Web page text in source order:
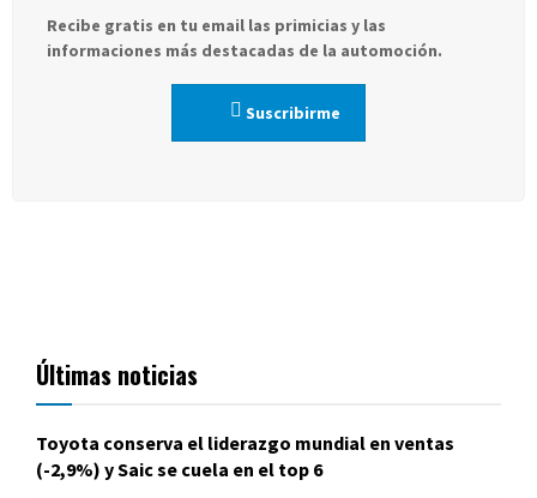
Recibe gratis en tu email las primicias y las
informaciones más destacadas de la automoción.
Suscribirme
Últimas noticias
Toyota conserva el liderazgo mundial en ventas
(-2,9%) y Saic se cuela en el top 6